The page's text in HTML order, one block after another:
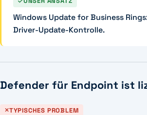
Windows Update for Business
Driver-Update-Kontrolle.
Defender für Endpoint ist
TYPISCHES PROBLEM